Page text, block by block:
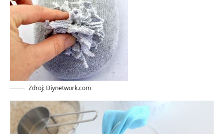
Zdroj: Diynetwork.com